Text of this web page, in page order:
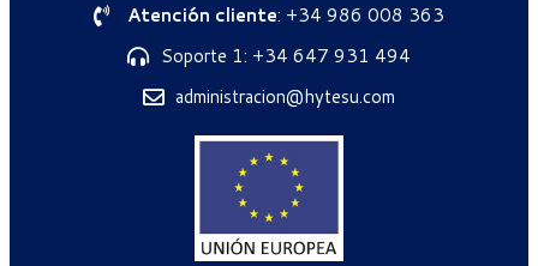
Atención cliente: +34 986 008 363
Soporte 1: +34 647 931 494
administracion@hytesu.com